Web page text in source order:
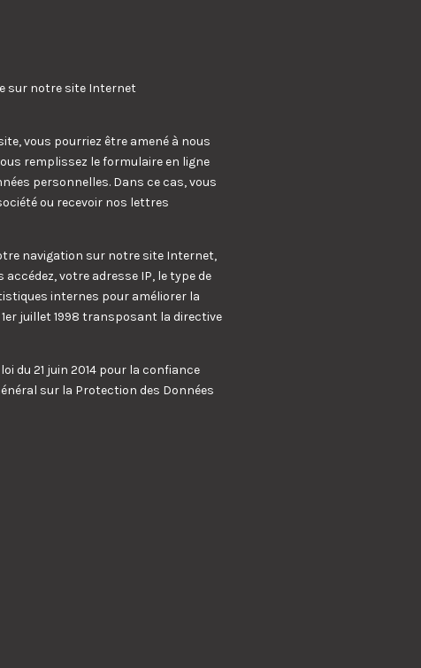
sur notre site Internet
vous pourriez être amené à nous
remplissez le formulaire en ligne
personnelles. Dans ce cas, vous
ou recevoir nos lettres
navigation sur notre site Internet,
votre adresse IP, le type de
internes pour améliorer la
juillet 1998 transposant la directive
du 21 juin 2014 pour la confiance
sur la Protection des Données